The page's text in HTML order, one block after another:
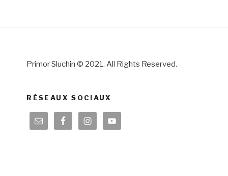
Primor Sluchin © 2021. All Rights Reserved.
RÉSEAUX SOCIAUX